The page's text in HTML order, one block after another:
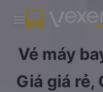
Tải
Tải
-30k/
Vé máy
Giá giá rẻ,